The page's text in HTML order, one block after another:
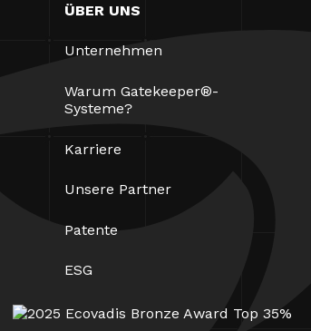
ÜBER UNS
Unternehmen
Warum Gatekeeper®-
Systeme?
Karriere
Unsere Partner
Patente
ESG